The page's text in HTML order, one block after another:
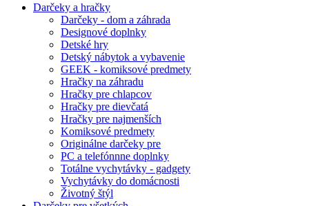
Darčeky a hračky
Darčeky - dom a záhrada
Designové doplnky
Detské hry
Detský nábytok a vybavenie
GEEK - komiksové predmety
Hračky na záhradu
Hračky pre chlapcov
Hračky pre dievčatá
Hračky pre najmenších
Komiksové predmety
Originálne darčeky pre
PC a telefónnne doplnky
Totálne vychytávky - gadgety
Vychytávky do domácnosti
Životný štýl